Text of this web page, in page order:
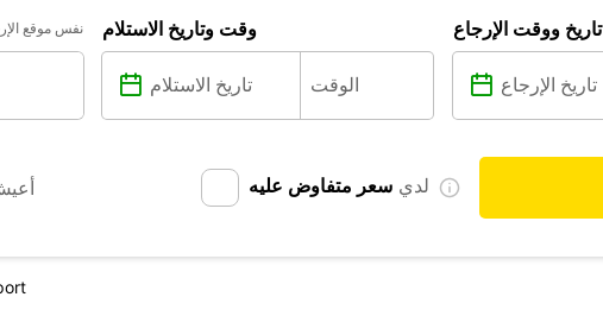
نفس موقع وقت وتاريخ الاستلام تاريخ ووقت الإرجاع
لدي سعر متفاوض عليه